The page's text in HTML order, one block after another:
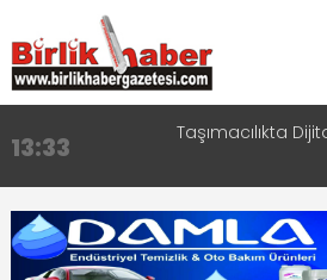
13:33 Taşımacılıkta
17:15
Aksaray OSB Bölge
16:00
Aksaray Esnaf Rehberi